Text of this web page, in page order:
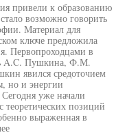
привели к образованию
возможно говорить
Материал для
ключе предложила
Первопроходцами в
A.C. Пушкина, Ф.М.
явился средоточием
но и энергии
уже начали
позиций
выраженная в